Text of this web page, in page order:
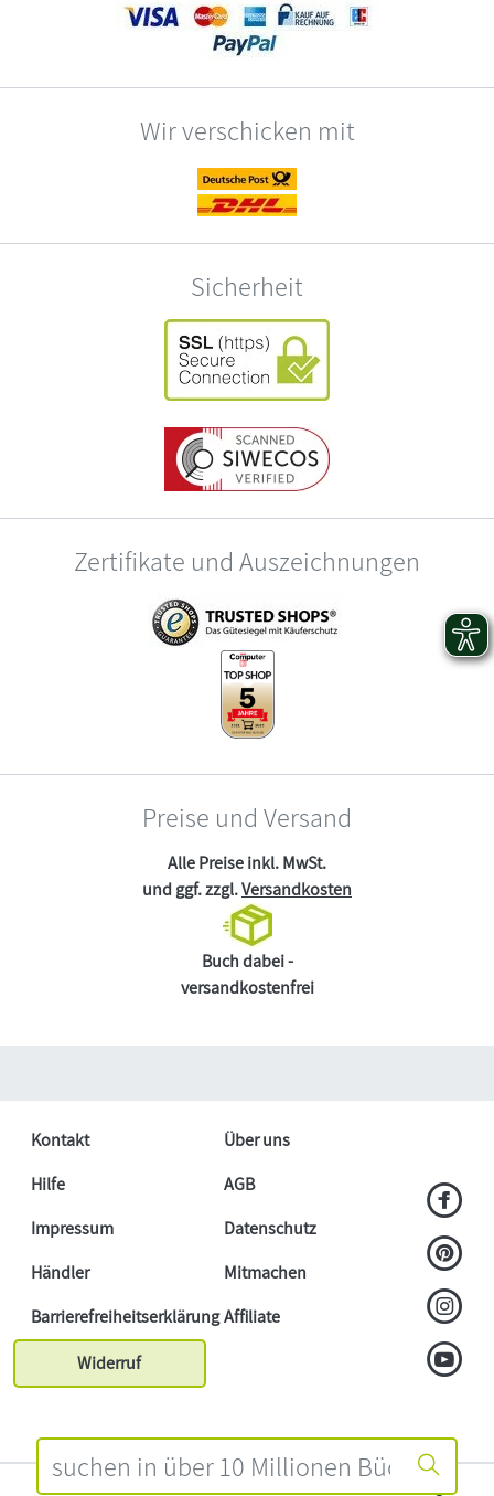
Wir verschicken mit
Sicherheit
Zertifikate und Auszeichnungen
Preise und Versand
Alle Preise inkl. MwSt.
und ggf. zzgl.Versandkosten
Buch dabei -
versandkostenfrei
Kontakt
Über uns
Hilfe
AGB
Impressum
Datenschutz
Händler
Mitmachen
BarrierefreiheitserklärungAffiliate
Widerruf